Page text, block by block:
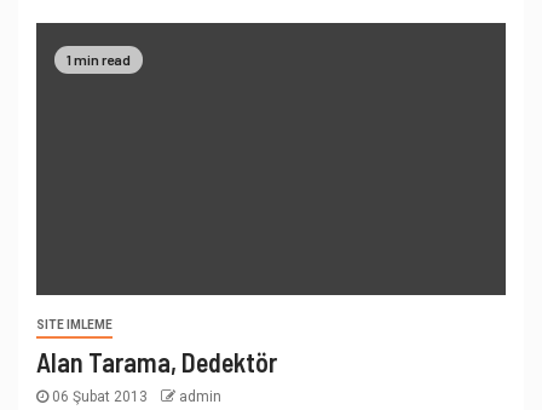
1 min read
SITE IMLEME
Alan Tarama, Dedektör
06 Şubat 2013 admin